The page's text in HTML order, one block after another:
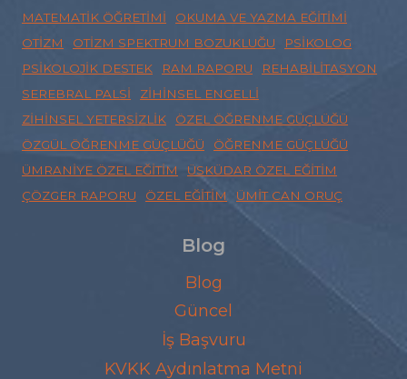
MATEMATIK ÖĞRETIMI
OKUMA VE YAZMA EĞITIMI
OTIZM
OTIZM SPEKTRUM BOZUKLUĞU
PSIKOLOG
PSIKOLOJIK DESTEK
RAM RAPORU
REHABILITASYON
SEREBRAL PALSI
ZIHINSEL ENGELLI
ZIHINSEL YETERSIZLIK
ÖZEL ÖĞRENME GÜÇLÜĞÜ
ÖZGÜL ÖĞRENME GÜÇLÜĞÜ
ÖĞRENME GÜÇLÜĞÜ
ÜMRANIYE ÖZEL EĞITIM
ÜSKÜDAR ÖZEL EĞITIM
ÇÖZGER RAPORU
ÖZEL EĞITIM ÜMIT CAN ORUÇ
Blog
Blog
Güncel
İş Başvuru
KVKK Aydınlatma Metni